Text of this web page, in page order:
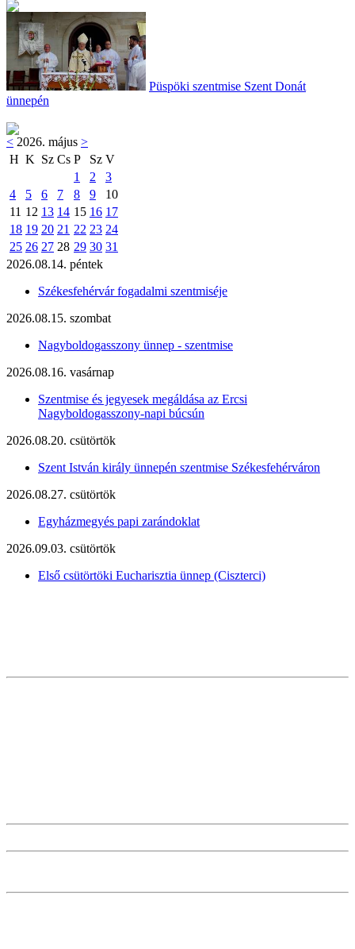
Püspöki szentmise Szent Donát
ünnepén
< 2026. május >
H K Sz Cs P Sz V
1
2
3
4
5 6 7 8 9
10
11 12 13 14 15 16 17
18 19 20 21 22 23 24
25 26 27 28 29 30 31
2026.08.14. péntek
Székesfehérvár fogadalmi szentmiséje
2026.08.15. szombat
Nagyboldogasszony ünnep - szentmise
2026.08.16. vasárnap
Szentmise és jegyesek megáldása az Ercsi
Nagyboldogasszony-napi búcsún
2026.08.20. csütörtök
Szent István király ünnepén szentmise Székesfehérváron
2026.08.27. csütörtök
Egyházmegyés papi zarándoklat
2026.09.03. csütörtök
Első csütörtöki Eucharisztia ünnep (Ciszterci)